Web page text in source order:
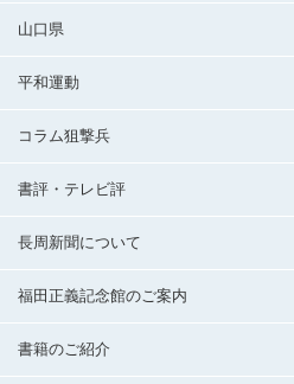
山口県
平和運動
コラム狙撃兵
書評・テレビ評
長周新聞について
福田正義記念館のご案内
書籍のご紹介